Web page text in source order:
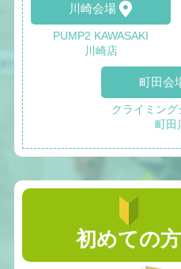
川崎会場
PUMP2 KAWASAKI
川崎店
町田会
クライミング
町田
初めての方